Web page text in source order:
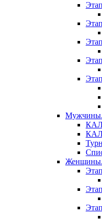
Мужчины.
Женщины.